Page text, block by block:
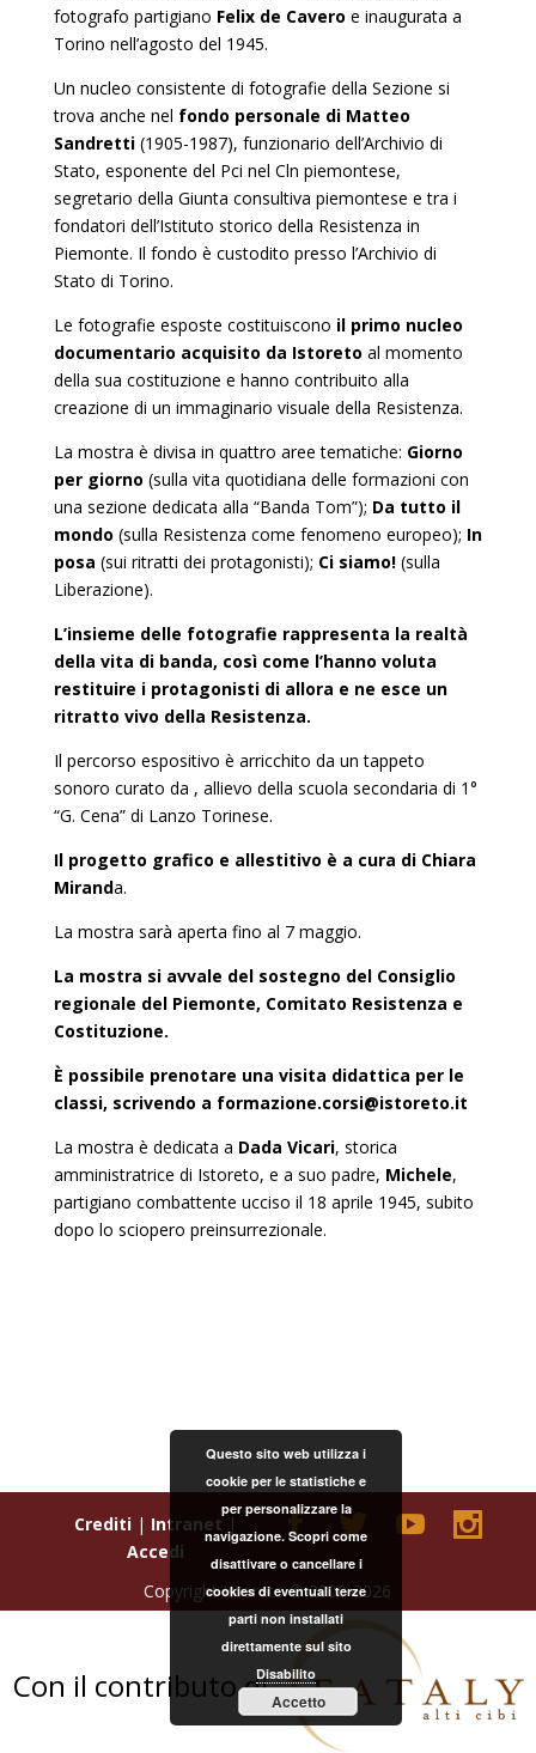
fotografo partigiano Felix de Cavero e inaugurata a
Torino nell’agosto del 1945.
Un nucleo consistente di fotografie della Sezione si
trova anche nel fondo personale di Matteo
Sandretti(1905-1987), funzionario dell’Archivio di
Stato, esponente del Pci nel Cln piemontese,
segretario della Giunta consultiva piemontese e tra i
fondatori dell’Istituto storico della Resistenza in
Piemonte. Il fondo è custodito presso l’Archivio di
Stato di Torino.
Le fotografie esposte costituiscono il primo nucleo
documentario acquisito da Istoreto al momento
della sua costituzione e hanno contribuito alla
creazione di un immaginario visuale della Resistenza.
La mostra è divisa in quattro aree tematiche: Giorno
per giorno (sulla vita quotidiana delle formazioni con
una sezione dedicata alla “Banda Tom”); Da tutto il
mondo (sulla Resistenza come fenomeno europeo); In
posa (sui ritratti dei protagonisti); Ci siamo!(sulla
Liberazione).
L’insieme delle fotografie rappresenta la realtà
della vita di banda, così come l’hanno voluta
restituire i protagonisti di allora e ne esce un
ritratto vivo della Resistenza.
Il percorso espositivo è arricchito da un tappeto
sonoro curato da , allievo della scuola secondaria di 1°
“G. Cena” di Lanzo Torinese.
Il progetto grafico e allestitivo è a cura di Chiara
Miranda.
La mostra sarà aperta fino al 7 maggio.
La mostra si avvale del sostegno del Consiglio
regionale del Piemonte, Comitato Resistenza e
Costituzione.
È possibile prenotare una visita didattica per le
classi, scrivendo a formazione.corsi@istoreto.it
La mostra è dedicata a Dada Vicari, storica
amministratrice di Istoreto, e a suo padre, Michele,
partigiano combattente ucciso il 18 aprile 1945, subito
dopo lo sciopero preinsurrezionale.
Crediti| Intranet|
Accedi
Copyright Istoreto © 2000-2026
Questo sito web utilizza i
cookie per le statistiche e
per personalizzare la
navigazione. Scopri come
disattivare o cancellare i
cookies di eventuali terze
parti non installati
direttamente sul sito
Disabilito
Accetto
Con il contributo di